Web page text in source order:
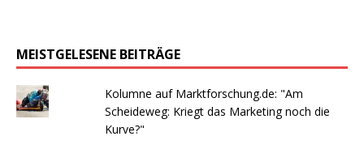
MEISTGELESENE BEITRÄGE
Kolumne auf Marktforschung.de: "Am
Scheideweg: Kriegt das Marketing noch die
Kurve?"